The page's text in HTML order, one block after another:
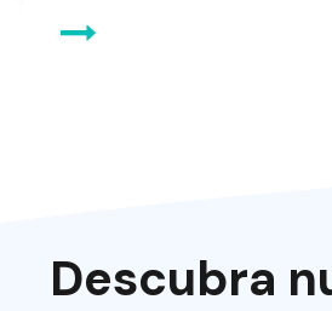
Descubra